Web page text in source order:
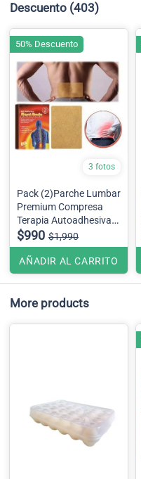
Descuento (403)
3 fotos
Pack (2)Parche Lumbar
Premium Compresa
Terapia Autoadhesivas
Alivio Del Dolor
$990 $1,990
AÑADIR AL CARRITO
50% Descuento
More products